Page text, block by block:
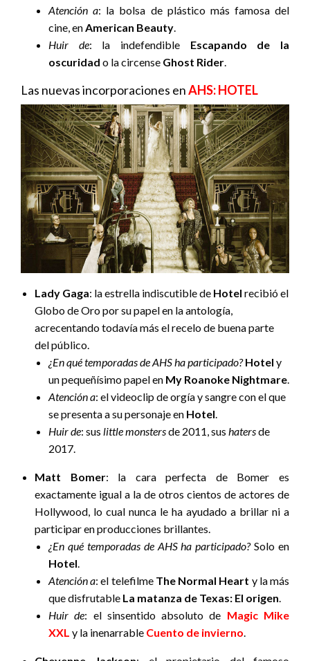
Atención a: la bolsa de plástico más famosa del
cine, enAmerican Beauty.
Huir de: la indefendible Escapando de la
oscuridad o la circense Ghost Rider.
Las nuevas incorporaciones enAHS: HOTEL
Lady Gaga: la estrella indiscutible de Hotel recibió el
Globo de Oro por su papel en la antología,
acrecentando todavía más el recelo de buena parte
del público.
¿En qué temporadas de AHS ha participado?Hotel y
un pequeñísimo papel en My Roanoke Nightmare.
Atención a: el videoclip de orgía y sangre con el que
se presenta a su personaje en Hotel.
Huir de: sus little monstersde 2011, sus hatersde
2017.
Matt Bomer: la cara perfecta de Bomer es
exactamente igual a la de otros cientos de actores de
Hollywood, lo cual nunca le ha ayudado a brillar ni a
participar en producciones brillantes.
¿En qué temporadas de AHS ha participado?Solo en
Hotel.
Atención a: el telefilme The Normal Heart y la más
que disfrutable La matanza de Texas: El origen.
Huir de: el sinsentido absoluto de Magic Mike
XXL y la inenarrable Cuento de invierno.